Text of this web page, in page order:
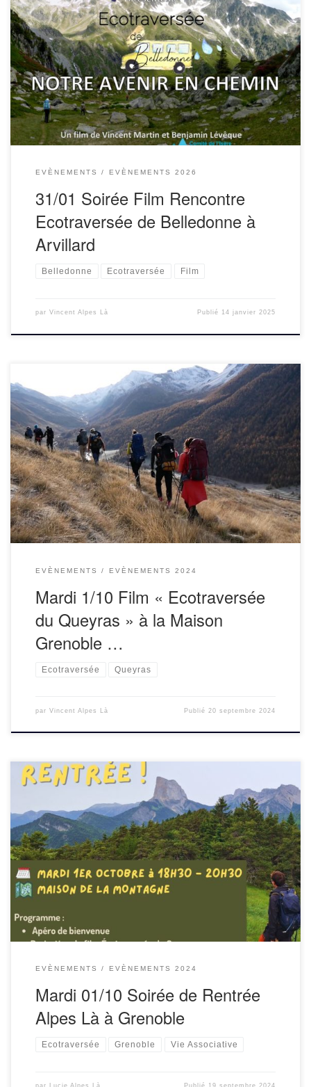
Les association Alpes Là, Belledonne Sports Nature et
Arvill’ Art et Patrimoine organise une soirée à Arvillard
autour du film « Ecotraversée de Belledonne, Notre avenir
en chemin » réalisé suite à […]
EVÈNEMENTS EVÈNEMENTS 2026
31/01 Soirée Film Rencontre
Ecotraversée de Belledonne à
Arvillard
Belledonne Ecotraversée Film
par Vincent Alpes Là Publié 14 janvier 2025
L’association Alpes Là vous invite à la soirée de rentrée
pour découvrir en avant-première le film Ecotraversée du
Queyras, une itinérance organisée par notre association à
l’automne 2022 dans le […]
EVÈNEMENTS EVÈNEMENTS 2024
Mardi 1/10 Film « Ecotraversée
du Queyras » à la Maison
Grenoble …
Ecotraversée Queyras
par Vincent Alpes Là Publié 20 septembre 2024
L’association Alpes Là t’invite à participer à notre soirée de
rentrée à Grenoble, ouverte à tous, adhérent·es ou non
!C’est l’occasion : Programme : RDV à partir de 18h30
jusqu’à […]
EVÈNEMENTS EVÈNEMENTS 2024
Mardi 01/10 Soirée de Rentrée
Alpes Là à Grenoble
Ecotraversée Grenoble Vie Associative